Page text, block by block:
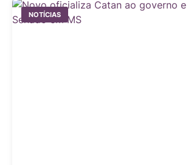
NOTÍCIAS